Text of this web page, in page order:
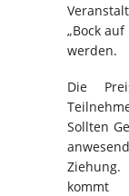
„Bock
werden.
Die
Sollten